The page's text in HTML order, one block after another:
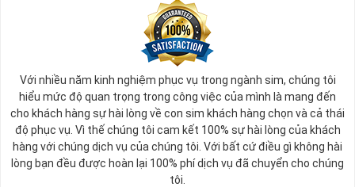
Với nhiều năm kinh nghiệm phục vụ trong ngành sim, chúng tôi
hiểu mức độ quan trọng trong công việc của mình là mang đến
cho khách hàng sự hài lòng về con sim khách hàng chọn và cả thái
độ phục vụ. Vì thế chúng tôi cam kết 100% sự hài lòng của khách
hàng với chúng dịch vụ của chúng tôi. Với bất cứ điều gì không hài
lòng bạn đều được hoàn lại 100% phí dịch vụ đã chuyển cho chúng
tôi.